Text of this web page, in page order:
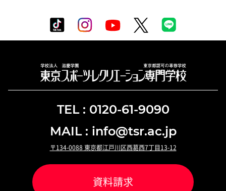
TEL : 0120-61-9090
MAIL : info@tsr.ac.jp
〒134-0088 東京都江戸川区西葛西7丁目13-12
資料請求